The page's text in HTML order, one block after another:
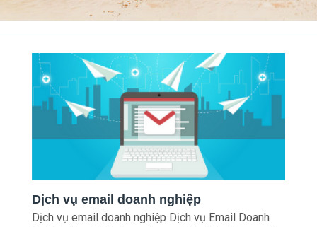
Dịch vụ email doanh nghiệp
Dịch vụ email doanh nghiệp Dịch vụ Email Doanh